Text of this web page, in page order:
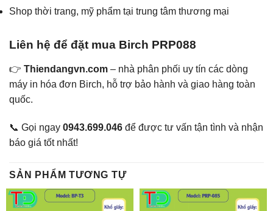
Shop thời trang, mỹ phẩm tại trung tâm thương mại
Liên hệ để đặt mua Birch PRP088
👉 Thiendangvn.com – nhà phân phối uy tín các dòng
máy in hóa đơn Birch, hỗ trợ bảo hành và giao hàng toàn
quốc.
📞 Gọi ngay 0943.699.046 để được tư vấn tận tình và nhận
báo giá tốt nhất!
SẢN PHẨM TƯƠNG TỰ